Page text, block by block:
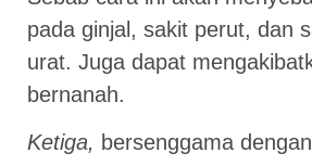
pada ginjal, sakit perut, dan
urat. Juga dapat
bernanah.
Ketiga, bersenggama